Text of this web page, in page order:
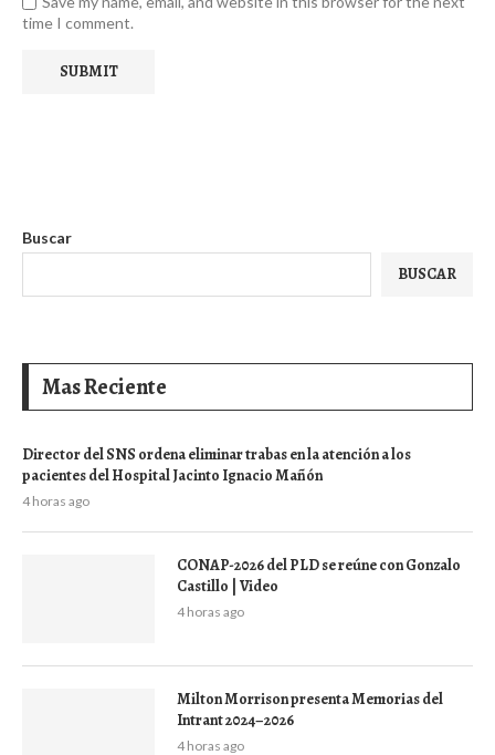
time I comment.
Buscar
BUSCAR
Mas Reciente
Director del SNS ordena eliminar trabas en la atención a los
pacientes del Hospital Jacinto Ignacio Mañón
4 horas ago
CONAP-2026 del PLD se reúne con Gonzalo
Castillo | Video
4 horas ago
Milton Morrison presenta Memorias del
Intrant 2024–2026
4 horas ago